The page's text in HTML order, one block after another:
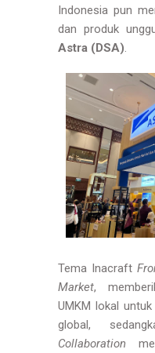
Indonesia pun
dan produk
Astra (DSA).
Tema Inacraft
Market,
UMKM lokal
global,
Collaboration